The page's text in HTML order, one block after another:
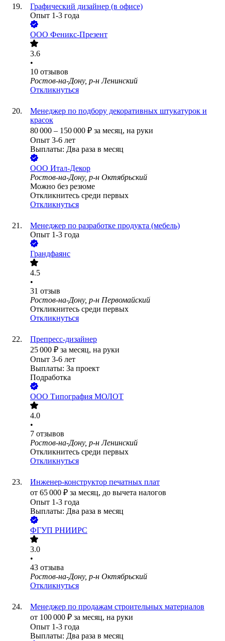
Графический дизайнер (в офисе)
Опыт 1-3 года
ООО Феникс-Презент
3.6
•
10 отзывов
Ростов-на-Дону, р-н Ленинский
Откликнуться
Менеджер по подбору декоративных штукатурок и
красок
80 000 – 150 000 ₽ за месяц, на руки
Опыт 3-6 лет
Выплаты: Два раза в месяц
ООО Итал-Декор
Ростов-на-Дону, р-н Октябрьский
Можно без резюме
Откликнитесь среди первых
Откликнуться
Менеджер по разработке продукта (мебель)
Опыт 1-3 года
Грандфаянс
4.5
•
31 отзыв
Ростов-на-Дону, р-н Первомайский
Откликнитесь среди первых
Откликнуться
Препресс-дизайнер
25 000 ₽ за месяц, на руки
Опыт 3-6 лет
Выплаты: За проект
Подработка
ООО Типография МОЛОТ
4.0
•
7 отзывов
Ростов-на-Дону, р-н Ленинский
Откликнитесь среди первых
Откликнуться
Инженер-конструктор печатных плат
от 65 000 ₽ за месяц, до вычета налогов
Опыт 1-3 года
Выплаты: Два раза в месяц
ФГУП РНИИРС
3.0
•
43 отзыва
Ростов-на-Дону, р-н Октябрьский
Откликнуться
Менеджер по продажам строительных материалов
от 100 000 ₽ за месяц, на руки
Опыт 1-3 года
Выплаты: Два раза в месяц